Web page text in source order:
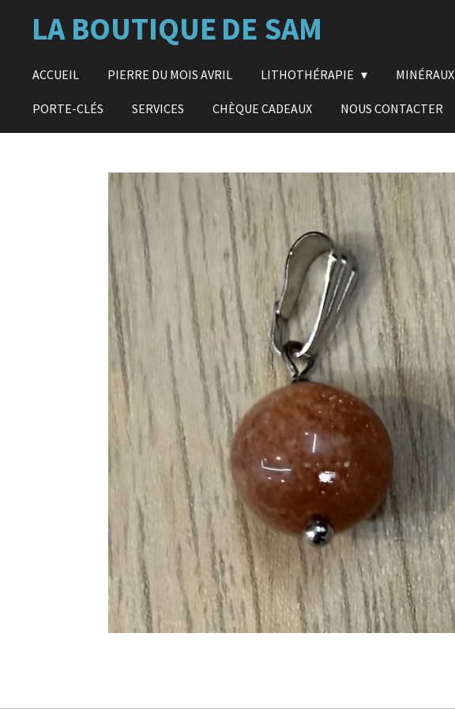
Passer
principal
LA BOUTIQUE DE SAM
ACCUEIL PIERRE DU MOIS AVRIL LITHOTHÉRAPIE MINÉRAUX
PORTE-CLÉS SERVICES CHÈQUE CADEAUX NOUS CONTACTER